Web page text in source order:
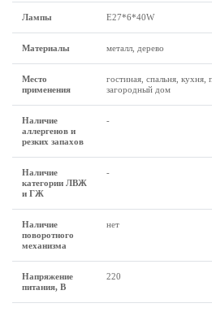
Лампы Е27*6*40W
Материалы металл, дерево
Место
применения
гостиная, спальня, кухня,
загородный дом
Наличие
аллергенов и
резких запахов
-
Наличие
категории ЛВЖ
и ГЖ
-
Наличие
поворотного
механизма
нет
Напряжение
питания, В
220